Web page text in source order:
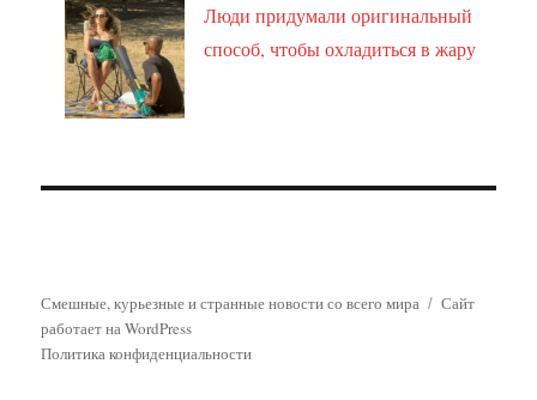
Люди придумали оригинальный
способ, чтобы охладиться в жару
Смешные, курьезные и странные новости со всего мира
Сайт
работает на WordPress
Политика конфиденциальности